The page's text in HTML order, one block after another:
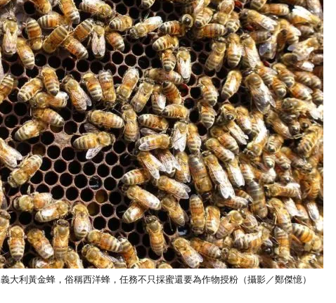
義大利黃金蜂，俗稱西洋蜂，任務不只採蜜還要為作物授粉（攝影／鄭傑憶）